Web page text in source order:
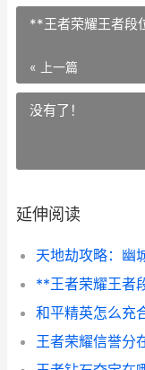
**王者荣耀王者段
« 上一篇
没有了！
延伸阅读
**王者荣耀王者
和平精英怎么充